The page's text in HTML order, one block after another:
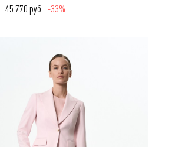
45 770 руб. -33%